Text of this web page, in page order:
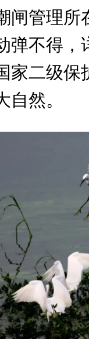
管理
弹不得
家二级
然。